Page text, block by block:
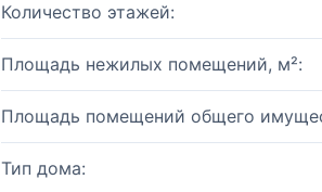
Количество этажей:
Площадь нежилых помещений, м²:
Площадь помещений общего
Тип дома: